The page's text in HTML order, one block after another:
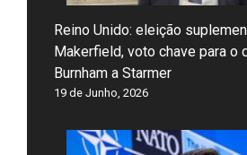
Reino Unido: eleição
Makerfield, voto chave para o
Burnham a Starmer
19 de Junho, 2026